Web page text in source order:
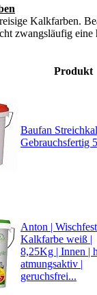
Kalkfarben.
zwangsläufig eine
Produkt
Baufan
Gebrauchsfertig
Anton |
Kalkfarbe weiß |
8,25Kg | Innen |
atmungsaktiv |
geruchsfrei...